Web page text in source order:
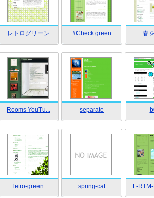
レトログリーン #Check green 春
Rooms YouTu... separate
letro-green spring-cat F-